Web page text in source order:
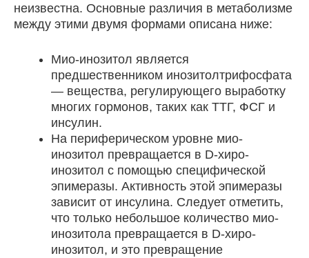
неизвестна. Основные различия в метаболизме
между этими двумя формами описана ниже:
Мио-инозитол является
предшественником инозитолтрифосфата
— вещества, регулирующего выработку
многих гормонов, таких как ТТГ, ФСГ и
инсулин.
На периферическом уровне мио-
инозитол превращается в D-хиро-
инозитол с помощью специфической
эпимеразы. Активность этой эпимеразы
зависит от инсулина. Следует отметить,
что только небольшое количество мио-
инозитола превращается в D-хиро-
инозитол, и это превращение